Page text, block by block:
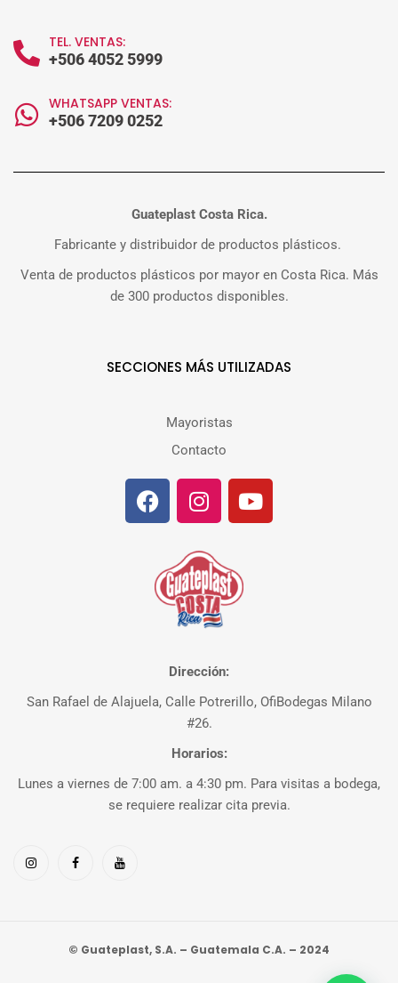
TEL. VENTAS:
+506 4052 5999
WHATSAPP VENTAS:
+506 7209 0252
Guateplast Costa Rica.
Fabricante y distribuidor de productos plásticos.
Venta de productos plásticos por mayor en Costa Rica. Más
de 300 productos disponibles.
SECCIONES MÁS UTILIZADAS
Mayoristas
Contacto
Dirección:
San Rafael de Alajuela, Calle Potrerillo, OfiBodegas Milano
#26.
Horarios:
Lunes a viernes de 7:00 am. a 4:30 pm. Para visitas a bodega,
se requiere realizar cita previa.
© Guateplast, S.A. – Guatemala C.A. – 2024